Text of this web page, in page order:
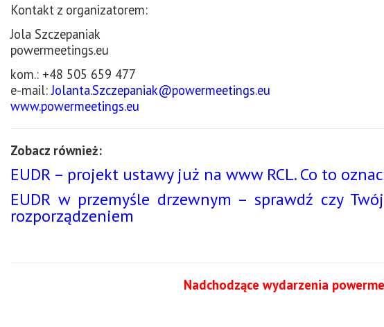
Kontakt z organizatorem:
Jola Szczepaniak
powermeetings.eu
kom.: +48 505 659 477
e-mail:Jolanta.Szczepaniak@powermeetings.eu
www.powermeetings.eu
Zobacz również:
EUDR – projekt ustawy już na www RCL. Co to
EUDR w przemyśle drzewnym – sprawdź czy
rozporządzeniem
Nadchodzące wydarzenia